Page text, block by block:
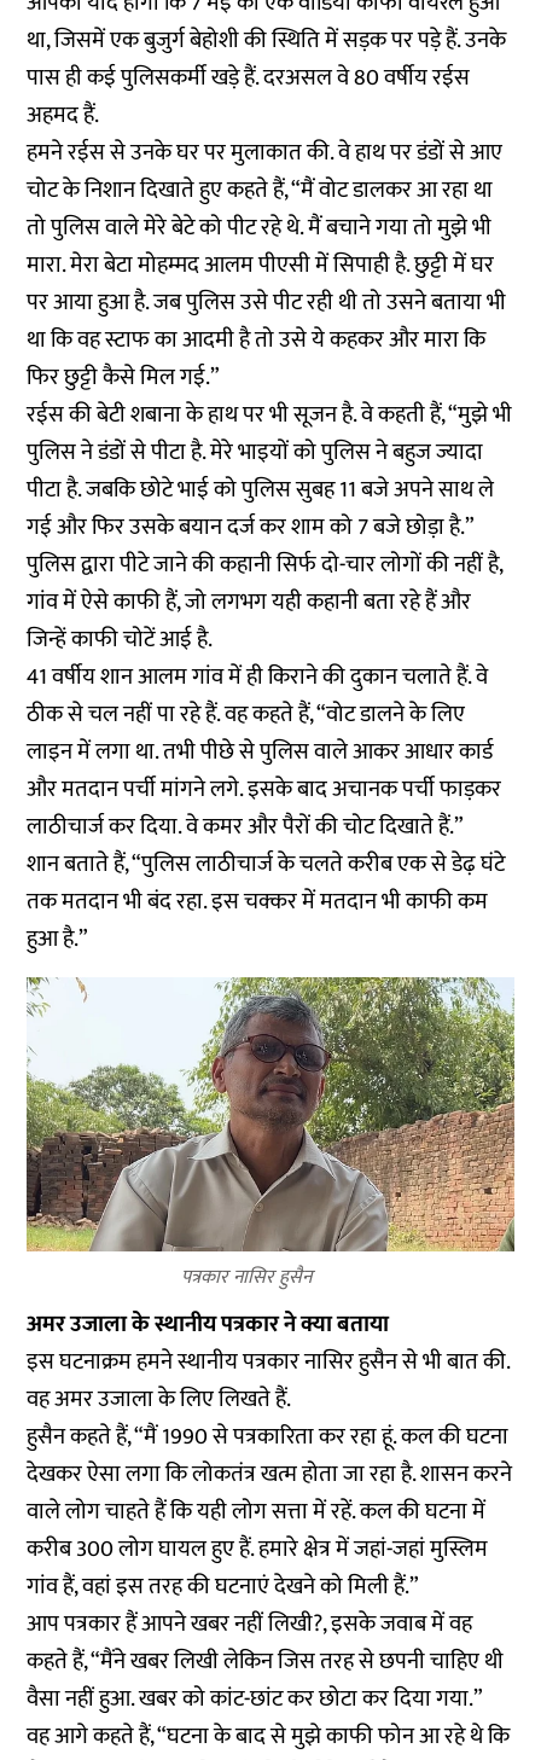
था, जिसमें एक बुजुर्ग बेहोशी की स्थिति में सड़क पर पड़े हैं. उनके
पास ही कई पुलिसकर्मी खड़े हैं. दरअसल वे 80 वर्षीय रईस
अहमद हैं.
हमने रईस से उनके घर पर मुलाकात की. वे हाथ पर डंडों से आए
चोट के निशान दिखाते हुए कहते हैं, “मैं वोट डालकर आ रहा था
तो पुलिस वाले मेरे बेटे को पीट रहे थे. मैं बचाने गया तो मुझे भी
मारा. मेरा बेटा मोहम्मद आलम पीएसी में सिपाही है. छुट्टी में घर
पर आया हुआ है. जब पुलिस उसे पीट रही थी तो उसने बताया भी
था कि वह स्टाफ का आदमी है तो उसे ये कहकर और मारा कि
फिर छुट्टी कैसे मिल गई.”
रईस की बेटी शबाना के हाथ पर भी सूजन है. वे कहती हैं, “मुझे भी
पुलिस ने डंडों से पीटा है. मेरे भाइयों को पुलिस ने बहुज ज्यादा
पीटा है. जबकि छोटे भाई को पुलिस सुबह 11 बजे अपने साथ ले
गई और फिर उसके बयान दर्ज कर शाम को 7 बजे छोड़ा है.”
पुलिस द्वारा पीटे जाने की कहानी सिर्फ दो-चार लोगों की नहीं है,
गांव में ऐसे काफी हैं, जो लगभग यही कहानी बता रहे हैं और
जिन्हें काफी चोटें आई है.
41 वर्षीय शान आलम गांव में ही किराने की दुकान चलाते हैं. वे
ठीक से चल नहीं पा रहे हैं. वह कहते हैं, “वोट डालने के लिए
लाइन में लगा था. तभी पीछे से पुलिस वाले आकर आधार कार्ड
और मतदान पर्ची मांगने लगे. इसके बाद अचानक पर्ची फाड़कर
लाठीचार्ज कर दिया. वे कमर और पैरों की चोट दिखाते हैं.”
शान बताते हैं, “पुलिस लाठीचार्ज के चलते करीब एक से डेढ़ घंटे
तक मतदान भी बंद रहा. इस चक्कर में मतदान भी काफी कम
हुआ है.”
पत्रकार नासिर हुसैन
अमर उजाला के स्थानीय पत्रकार ने क्या बताया
इस घटनाक्रम हमने स्थानीय पत्रकार नासिर हुसैन से भी बात की.
वह अमर उजाला के लिए लिखते हैं.
हुसैन कहते हैं, “मैं 1990 से पत्रकारिता कर रहा हूं. कल की घटना
देखकर ऐसा लगा कि लोकतंत्र खत्म होता जा रहा है. शासन करने
वाले लोग चाहते हैं कि यही लोग सत्ता में रहें. कल की घटना में
करीब 300 लोग घायल हुए हैं. हमारे क्षेत्र में जहां-जहां मुस्लिम
गांव हैं, वहां इस तरह की घटनाएं देखने को मिली हैं.”
आप पत्रकार हैं आपने खबर नहीं लिखी?, इसके जवाब में वह
कहते हैं, “मैंने खबर लिखी लेकिन जिस तरह से छपनी चाहिए थी
वैसा नहीं हुआ. खबर को कांट-छांट कर छोटा कर दिया गया.”
वह आगे कहते हैं, “घटना के बाद से मुझे काफी फोन आ रहे थे कि